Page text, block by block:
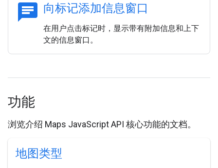
chat 向标记添加信息窗口
在用户点击标记时，显示带有附加信息和上下
文的信息窗口。
功能
浏览介绍 Maps JavaScript API 核心功能的文档。
地图类型